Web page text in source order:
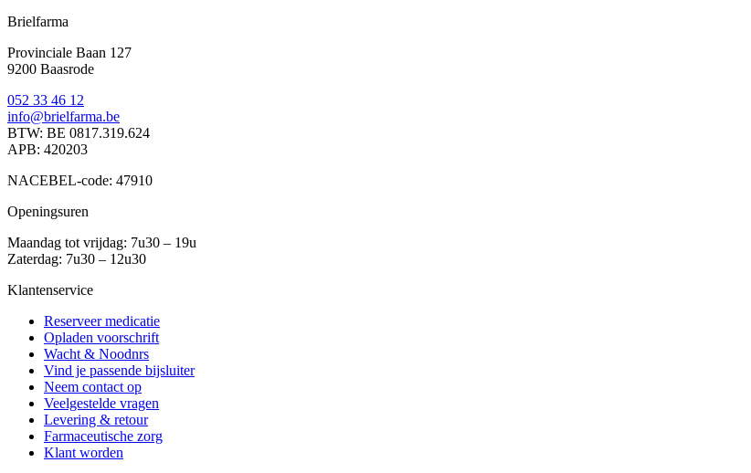
Brielfarma
Provinciale Baan 127
9200 Baasrode
052 33 46 12
info@brielfarma.be
BTW: BE 0817.319.624
APB: 420203
NACEBEL-code: 47910
Openingsuren
Maandag tot vrijdag: 7u30 – 19u
Zaterdag: 7u30 – 12u30
Klantenservice
Reserveer medicatie
Opladen voorschrift
Wacht & Noodnrs
Vind je passende bijsluiter
Neem contact op
Veelgestelde vragen
Levering & retour
Farmaceutische zorg
Klant worden